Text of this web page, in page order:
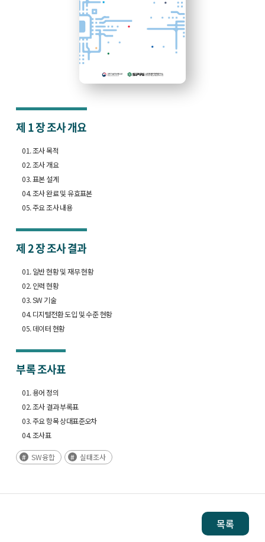
제 1 장조사 개요
01. 조사 목적
02. 조사 개요
03. 표본 설계
04. 조사 완료 및 유효표본
05. 주요 조사 내용
제 2 장조사 결과
01. 일반 현황 및 재무 현황
02. 인력 현황
03. SW 기술
04. 디지털전환 도입 및 수준 현황
05. 데이터 현황
부록조사표
01. 용어 정의
02. 조사 결과 부록표
03. 주요 항목 상대표준오차
04. 조사표
SW융합 실태조사
목록